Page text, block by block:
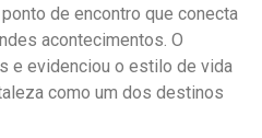
de encontro que conecta
acontecimentos. O
e evidenciou o estilo de vida
como um dos destinos